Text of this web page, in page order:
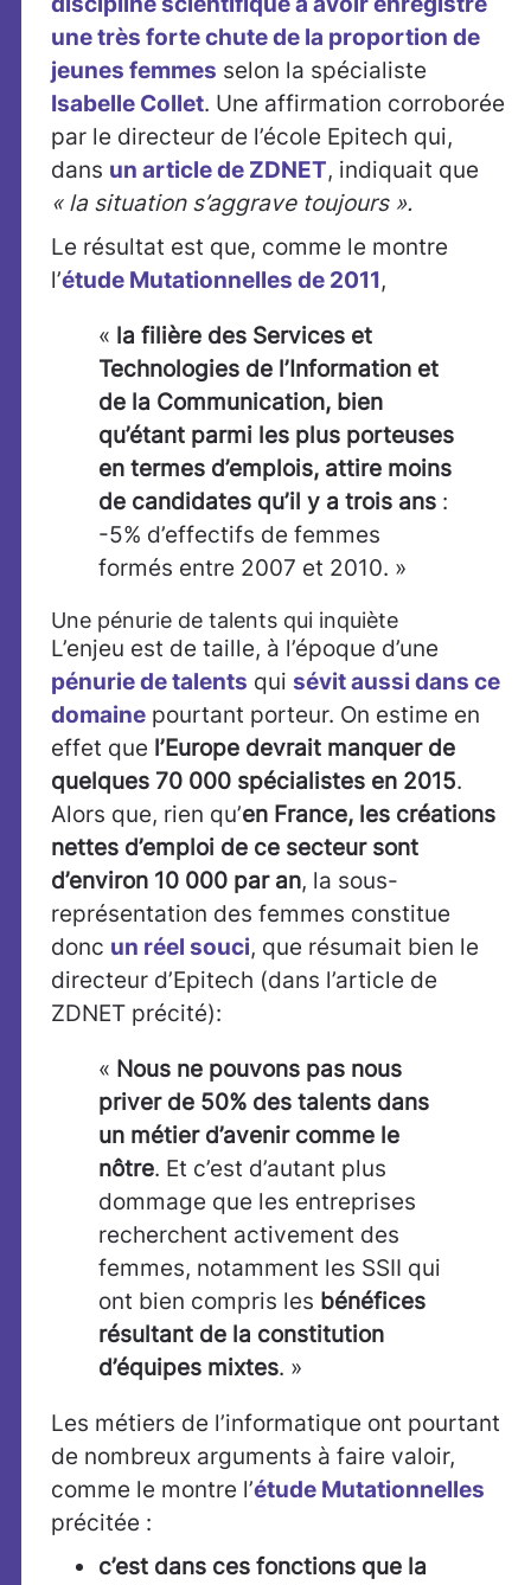
une très forte chute de la proportion de
jeunes femmes selon la spécialiste
Isabelle Collet. Une affirmation corroborée
par le directeur de l’école Epitech qui,
dans un article de ZDNET, indiquait que
« la situation s’aggrave toujours ».
Le résultat est que, comme le montre
l’étude Mutationnelles de 2011,
« la filière des Services et
Technologies de l’Information et
de la Communication, bien
qu’étant parmi les plus porteuses
en termes d’emplois, attire moins
de candidates qu’il y a trois ans :
-5% d’effectifs de femmes
formés entre 2007 et 2010. »
Une pénurie de talents qui inquiète
L’enjeu est de taille, à l’époque d’une
pénurie de talents qui sévit aussi dans ce
domaine pourtant porteur. On estime en
effet que l’Europe devrait manquer de
quelques 70 000 spécialistes en 2015.
Alors que, rien qu’en France, les créations
nettes d’emploi de ce secteur sont
d’environ 10 000 par an, la sous-
représentation des femmes constitue
donc un réel souci, que résumait bien le
directeur d’Epitech (dans l’article de
ZDNET précité):
« Nous ne pouvons pas nous
priver de 50% des talents dans
un métier d’avenir comme le
nôtre. Et c’est d’autant plus
dommage que les entreprises
recherchent activement des
femmes, notamment les SSII qui
ont bien compris les bénéfices
résultant de la constitution
d’équipes mixtes. »
Les métiers de l’informatique ont pourtant
de nombreux arguments à faire valoir,
comme le montre l’étude Mutationnelles
précitée :
c’est dans ces fonctions que la